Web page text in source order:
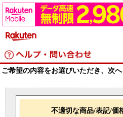
ご希望の内容をお選びいただき、次へ
不適切な商品/表記/価